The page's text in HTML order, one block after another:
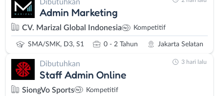
Dibutuhkan
Admin Marketing
CV. Marizal Global Indonesia Kompetitif
SMA/SMK, D3, S1 0 - 2 Tahun Jakarta Selatan
Dibutuhkan
Staff Admin Online
SiongVo Sports Kompetitif
3 hari lalu